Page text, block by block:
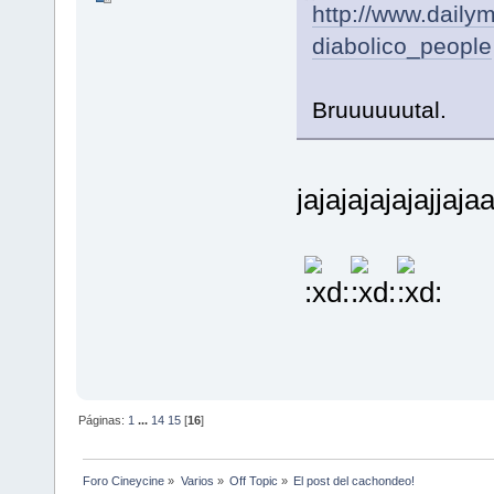
http://
diabolico_people
Bruuuuuutal.
Páginas: 1 ... 14 15 [16]
Foro Cineycine » Varios » Off Topic » El post del cachondeo!